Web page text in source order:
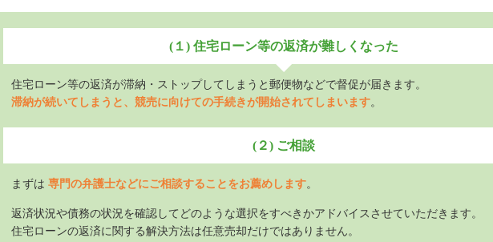
(１) 住宅ローン等の返済が難しくなった
住宅ローン等の返済が滞納・ストップしてしまうと郵便物などで督促が届きます。
滞納が続いてしまうと、競売に向けての手続きが開始されてしまいます。
(２) ご相談
まずは 専門の弁護士などにご相談することをお薦めします。
返済状況や債務の状況を確認してどのような選択をすべきかアドバイスさせていただきます。
住宅ローンの返済に関する解決方法は任意売却だけではありません。